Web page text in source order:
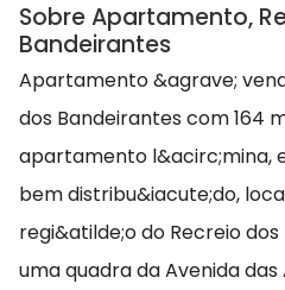
Sobre Apartamento,
Bandeirantes
Apartamento &agrave;
dos Bandeirantes com 164
apartamento l&acirc;mina,
bem distribu&iacute;do,
regi&atilde;o do Recreio
uma quadra da Avenida